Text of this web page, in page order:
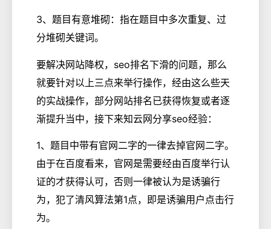
3、题目有意堆砌：指在题目中多次重复、过
分堆砌关键词。
要解决网站降权，seo排名下滑的问题，那么
就要针对以上三点来举行操作，经由这么些天
的实战操作，部分网站排名已获得恢复或者逐
渐提升当中，接下来知云网分享seo经验：
1、题目中带有官网二字的一律去掉官网二字。
由于在百度看来，官网是需要经由百度举行认
证的才获得认可，否则一律被认为是诱骗行
为，犯了清风算法第1点，即是诱骗用户点击行
为。